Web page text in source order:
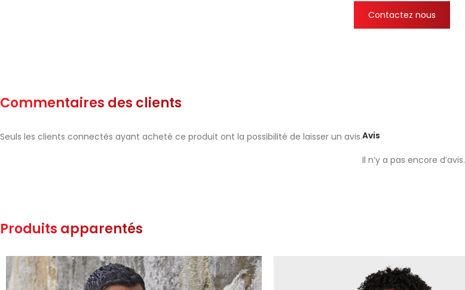
Contactez nous
Commentaires des clients
Avis
Il n’y a pas encore d’avis.
Seuls les clients connectés ayant acheté ce produit ont la possibilité de laisser un avis.
Produits apparentés